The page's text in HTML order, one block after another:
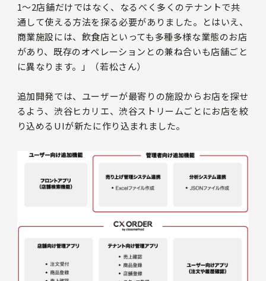
1〜2店舗だけではなく、なるべく多くのテナントで共
通して使える方法を探る必要がありました。とはいえ、
商業施設には、飲食店といっても多種多様な業態のお店
があり、既存のオペレーションとの兼ね合いも店舗ごと
に異なります。」（若松さん）
追加開発では、ユーザーが最寄りの施設からお店を探せ
るよう、渋谷ヒカリエ、渋谷ストリームごとにお店を絞
り込めるUIが新たに作り込まれました。